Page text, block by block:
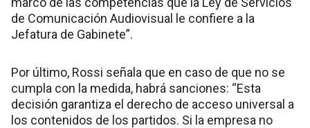
de Comunicación Audiovisual le confiere a la
Jefatura de Gabinete”.
Por último, Rossi señala que en caso de que no se
cumpla con la medida, habrá sanciones: “Esta
decisión garantiza el derecho de acceso universal a
los contenidos de los partidos. Si la empresa no